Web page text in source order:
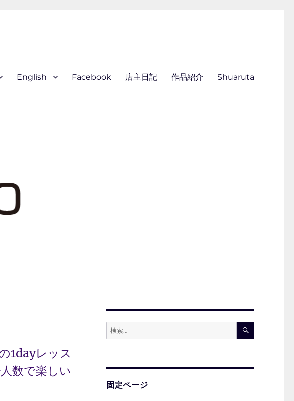
English Facebook 店主日記 作品紹介 Shuaruta
1dayレッス
数で楽しい
検
索:
検
固定ページ